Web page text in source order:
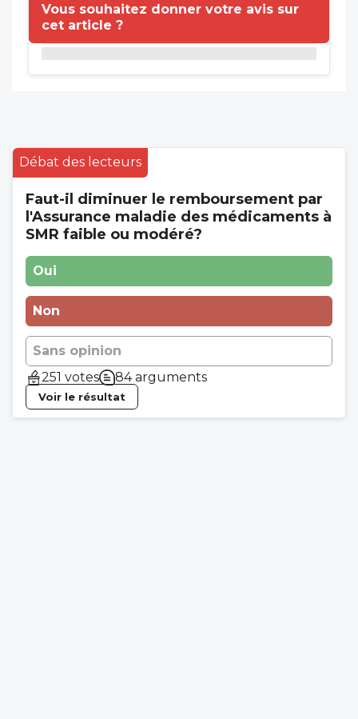
Vous souhaitez donner votre avis sur
cet article ?
Débat des lecteurs
Faut-il diminuer le remboursement par
l'Assurance maladie des médicaments à
SMR faible ou modéré?
Oui
Non
Sans opinion
251 votes
84 arguments
Voir le résultat